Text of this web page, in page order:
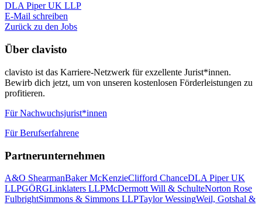
DLA Piper UK LLP
E-Mail schreiben
Zurück zu den Jobs
Über clavisto
clavisto ist das Karriere-Netzwerk für exzellente Jurist*innen.
Bewirb dich jetzt, um von unseren kostenlosen Förderleistungen zu
profitieren.
Für Nachwuchsjurist*innen
Für Berufserfahrene
Partnerunternehmen
A&O ShearmanBaker McKenzieClifford ChanceDLA Piper UK
LLPGÖRGLinklaters LLPMcDermott Will & SchulteNorton Rose
FulbrightSimmons & Simmons LLPTaylor WessingWeil, Gotshal &